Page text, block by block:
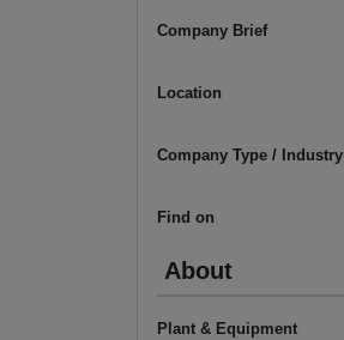
Company Brief
Location
Company Type / Industry
Find on
About
Plant & Equipment